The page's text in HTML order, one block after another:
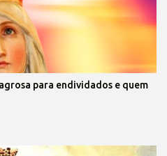
para endividados e quem